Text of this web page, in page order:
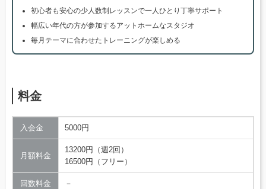
初心者も安心の少人数制レッスンで一人ひとり丁寧サポート
幅広い年代の方が参加するアットホームなスタジオ
毎月テーマに合わせたトレーニングが楽しめる
料金
入会金 5000円
月額料金
13200円（週2回）
16500円（フリー）
回数料金 －